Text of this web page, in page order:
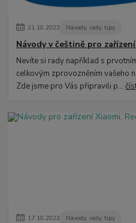
21.10.2023 Návody, rady, tipy
Návody v češtině pro
Nevíte si rady například s
celkovým zprovozněním vašeho
Zde jsme pro Vás připravili p...
17.10.2023 Návody, rady, tipy